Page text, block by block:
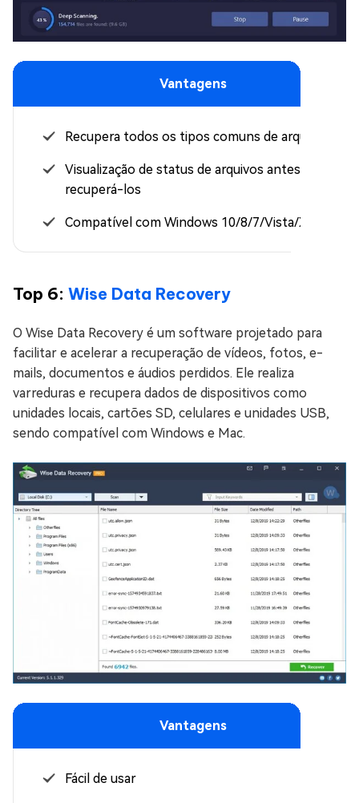
Vantagens
Recupera todos os tipos comuns de arquivos
Visualização de status de arquivos antes de
recuperá-los
Compatível com Windows 10/8/7/Vista/XP
Top 6: Wise Data Recovery
O Wise Data Recovery é um software projetado para
facilitar e acelerar a recuperação de vídeos, fotos, e-
mails, documentos e áudios perdidos. Ele realiza
varreduras e recupera dados de dispositivos como
unidades locais, cartões SD, celulares e unidades USB,
sendo compatível com Windows e Mac.
Vantagens
Fácil de usar